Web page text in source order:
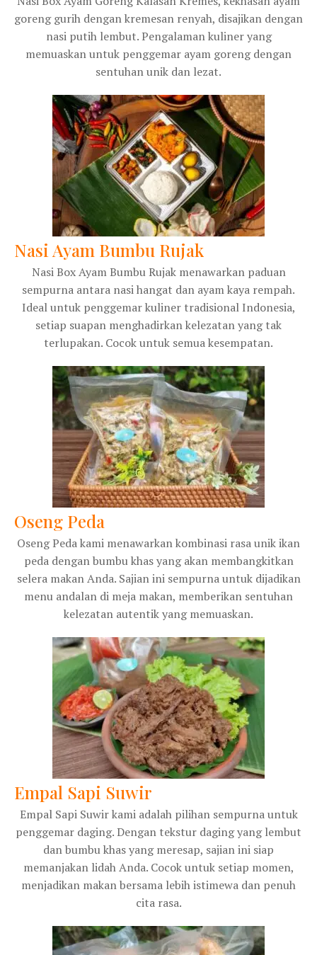
goreng gurih dengan kremesan renyah, disajikan dengan
nasi putih lembut. Pengalaman kuliner yang
memuaskan untuk penggemar ayam goreng dengan
sentuhan unik dan lezat.
Nasi Ayam Bumbu Rujak
Nasi Box Ayam Bumbu Rujak menawarkan paduan
sempurna antara nasi hangat dan ayam kaya rempah.
Ideal untuk penggemar kuliner tradisional Indonesia,
setiap suapan menghadirkan kelezatan yang tak
terlupakan. Cocok untuk semua kesempatan.
Oseng Peda
Oseng Peda kami menawarkan kombinasi rasa unik ikan
peda dengan bumbu khas yang akan membangkitkan
selera makan Anda. Sajian ini sempurna untuk dijadikan
menu andalan di meja makan, memberikan sentuhan
kelezatan autentik yang memuaskan.
Empal Sapi Suwir
Empal Sapi Suwir kami adalah pilihan sempurna untuk
penggemar daging. Dengan tekstur daging yang lembut
dan bumbu khas yang meresap, sajian ini siap
memanjakan lidah Anda. Cocok untuk setiap momen,
menjadikan makan bersama lebih istimewa dan penuh
cita rasa.